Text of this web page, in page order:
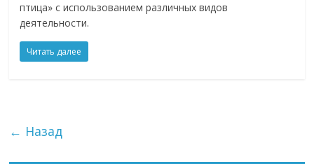
птица» с использованием различных видов
деятельности.
Читать далее
← Назад